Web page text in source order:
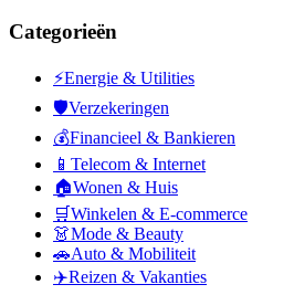
Categorieën
⚡Energie & Utilities
🛡️Verzekeringen
💰Financieel & Bankieren
📱 Telecom & Internet
🏠Wonen & Huis
🛒Winkelen & E-commerce
👗Mode & Beauty
🚗Auto & Mobiliteit
✈️Reizen & Vakanties